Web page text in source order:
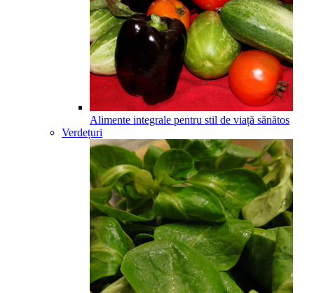
Alimente integrale pentru stil de viață sănătos
Verdețuri